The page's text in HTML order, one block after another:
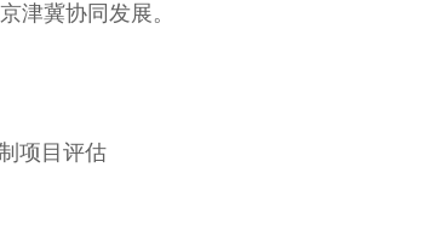
津冀协同发展。
项目评估